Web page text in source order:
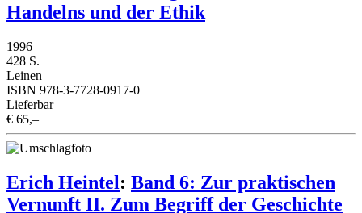
Handelns und der Ethik
1996
428 S.
Leinen
ISBN 978-3-7728-0917-0
Lieferbar
€ 65,–
Erich Heintel: Band 6: Zur praktischen
Vernunft II. Zum Begriff der Geschichte